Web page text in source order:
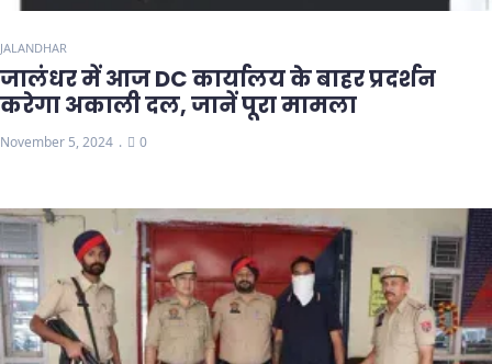
JALANDHAR
जालंधर में आज DC कार्यालय के बाहर प्रदर्शन
करेगा अकाली दल, जानें पूरा मामला
November 5, 2024 0